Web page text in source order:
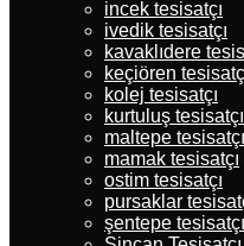
incek tesisatçı
ivedik tesisatçı
kavaklıdere
keçiören
kolej tesisatçı
kurtuluş tesisatçı
maltepe tesisatçı
mamak tesisatçı
ostim tesisatçı
pursaklar
şentepe tesisatçı